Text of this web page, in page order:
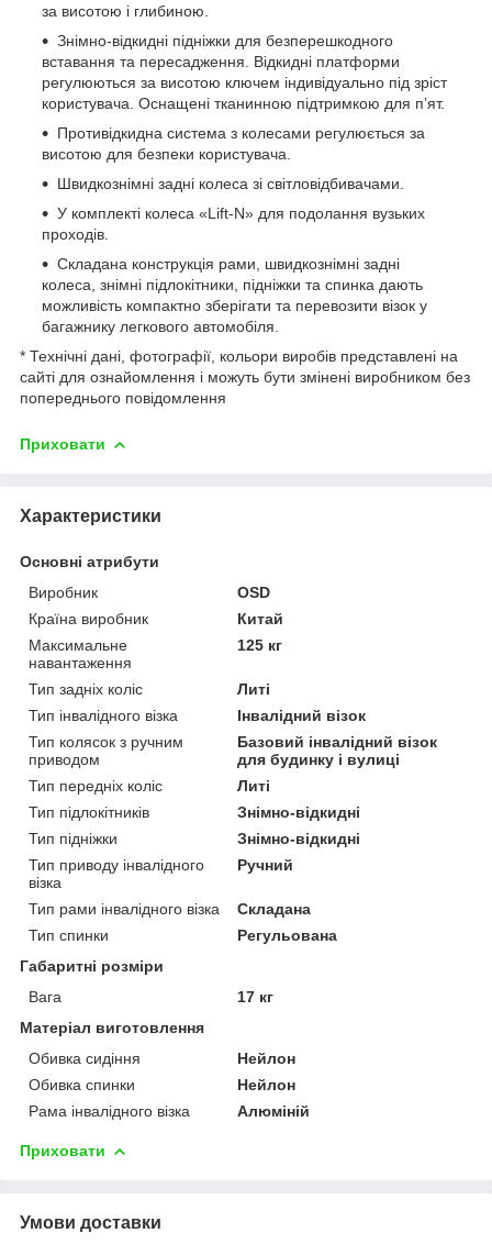
за висотою і глибиною.
Знімно-відкидні підніжки для безперешкодного
вставання та пересадження. Відкидні платформи
регулюються за висотою ключем індивідуально під зріст
користувача. Оснащені тканинною підтримкою для п’ят.
Противідкидна система з колесами регулюється за
висотою для безпеки користувача.
Швидкознімні задні колеса зі світловідбивачами.
У комплекті колеса «Lift-N» для подолання вузьких
проходів.
Складана конструкція рами, швидкознімні задні
колеса, знімні підлокітники, підніжки та спинка дають
можливість компактно зберігати та перевозити візок у
багажнику легкового автомобіля.
* Технічні дані, фотографії, кольори виробів представлені на
сайті для ознайомлення і можуть бути змінені виробником без
попереднього повідомлення
Приховати
Характеристики
Основні атрибути
Виробник
ОSD
Країна виробник
Китай
Максимальне
навантаження
125 кг
Тип задніх коліс
Литі
Тип інвалідного візка
Інвалідний візок
Тип колясок з ручним
приводом
Базовий інвалідний візок
для будинку і вулиці
Тип передніх коліс
Литі
Тип підлокітників
Знімно-відкидні
Тип підніжки
Знімно-відкидні
Тип приводу інвалідного
візка
Ручний
Тип рами інвалідного візка
Складана
Тип спинки
Регульована
Габаритні розміри
Вага
17 кг
Матеріал виготовлення
Обивка сидіння
Нейлон
Обивка спинки
Нейлон
Рама інвалідного візка
Алюміній
Приховати
Умови доставки